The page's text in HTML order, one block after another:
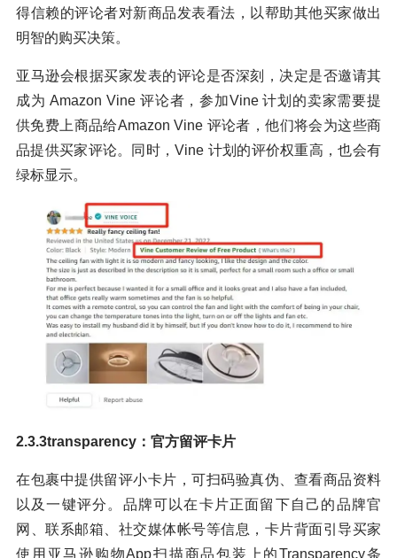
得信赖的评论者对新商品发表看法，以帮助其他买家做出
明智的购买决策。
亚马逊会根据买家发表的评论是否深刻，决定是否邀请其
成为 Amazon Vine 评论者，参加Vine 计划的卖家需要提
供免费上商品给Amazon Vine 评论者，他们将会为这些商
品提供买家评论。同时，Vine 计划的评价权重高，也会有
绿标显示。
2.3.3transparency：官方留评卡片
在包裹中提供留评小卡片，可扫码验真伪、查看商品资料
以及一键评分。品牌可以在卡片正面留下自己的品牌官
网、联系邮箱、社交媒体帐号等信息，卡片背面引导买家
使用亚马逊购物App扫描商品包装上的Transparency条